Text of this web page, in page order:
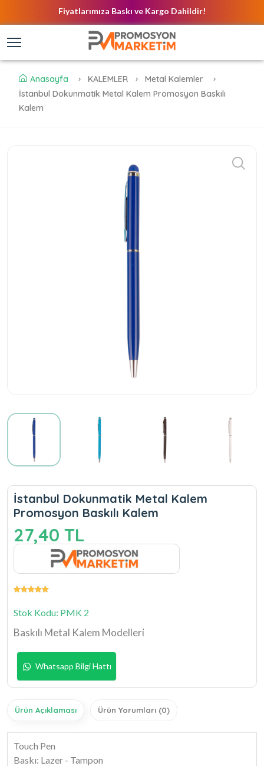
Fiyatlarımıza Baskı ve Kargo Dahildir!
Anasayfa KALEMLER
Metal Kalemler
İstanbul Dokunmatik Metal Kalem Promosyon Baskılı
Kalem
İstanbul Dokunmatik Metal Kalem
Promosyon Baskılı Kalem
27,40 TL
Stok Kodu: PMK 2
Baskılı Metal Kalem Modelleri
Whatsapp Bilgi Hattı
Ürün Açıklaması Ürün Yorumları (0)
Touch Pen
Baskı: Lazer - Tampon